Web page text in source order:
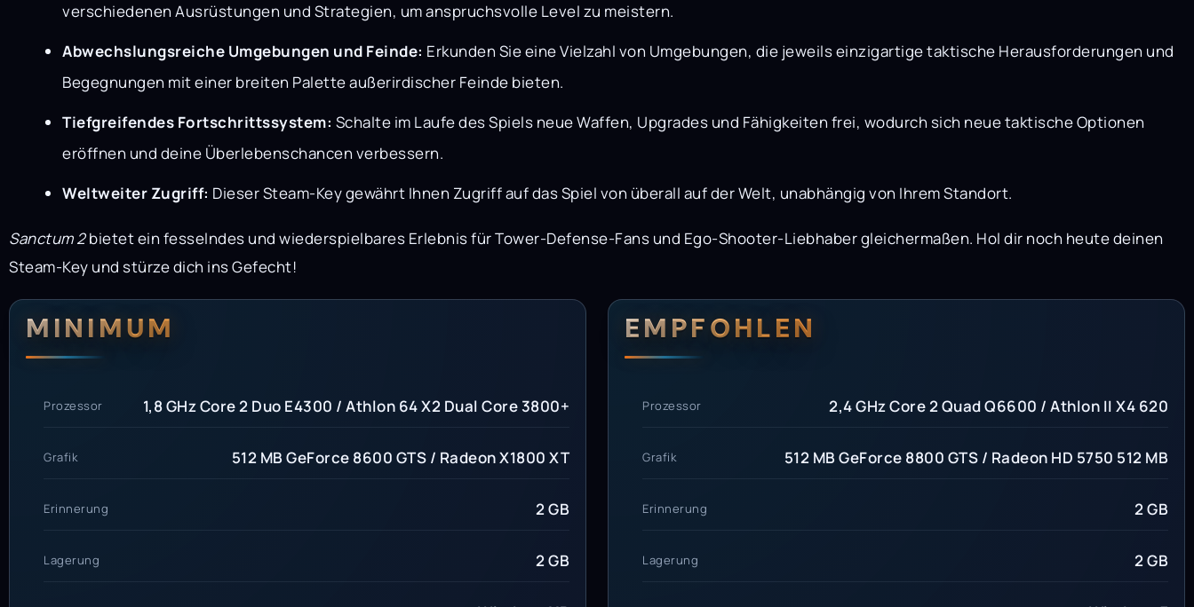
verschiedenen Ausrüstungen und Strategien, um anspruchsvolle Level zu meistern.
Abwechslungsreiche Umgebungen und Feinde: Erkunden Sie eine Vielzahl von Umgebungen, die jeweils einzigartige taktische Herausforderungen und
Begegnungen mit einer breiten Palette außerirdischer Feinde bieten.
Tiefgreifendes Fortschrittssystem: Schalte im Laufe des Spiels neue Waffen, Upgrades und Fähigkeiten frei, wodurch sich neue taktische Optionen
eröffnen und deine Überlebenschancen verbessern.
Weltweiter Zugriff: Dieser Steam-Key gewährt Ihnen Zugriff auf das Spiel von überall auf der Welt, unabhängig von Ihrem Standort.
Sanctum 2bietet ein fesselndes und wiederspielbares Erlebnis für Tower-Defense-Fans und Ego-Shooter-Liebhaber gleichermaßen. Hol dir noch heute deinen
Steam-Key und stürze dich ins Gefecht!
Systemanforderungen
Systemvoraussetzungen
MINIMUM
Prozessor 1,8 GHz Core 2 Duo E4300 / Athlon 64 X2 Dual Core 3800+
Grafik 512 MB GeForce 8600 GTS / Radeon X1800 XT
Erinnerung 2 GB
Lagerung 2 GB
EMPFOHLEN
Prozessor 2,4 GHz Core 2 Quad Q6600 / Athlon II X4 620
Grafik 512 MB GeForce 8800 GTS / Radeon HD 5750 512 MB
Erinnerung 2 GB
Lagerung 2 GB